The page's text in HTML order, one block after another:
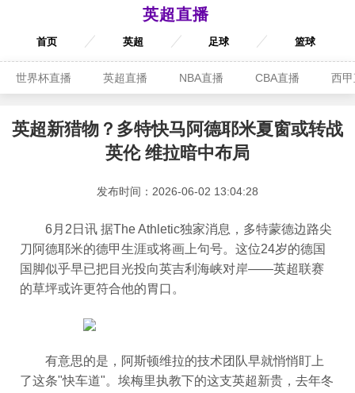
英超直播
首页 英超 足球 篮球
世界杯直播 英超直播 NBA直播 CBA直播 西
英超新猎物？多特快马阿德耶米夏窗或转战
英伦 维拉暗中布局
发布时间：2026-06-02 13:04:28
6月2日讯 据The Athletic独家消息，多特蒙德边路尖
刀阿德耶米的德甲生涯或将画上句号。这位24岁的德国
国脚似乎早已把目光投向英吉利海峡对岸——英超联赛
的草坪或许更符合他的胃口。
有意思的是，阿斯顿维拉的技术团队早就悄悄盯上
了这条"快车道"。埃梅里执教下的这支英超新贵，去年冬